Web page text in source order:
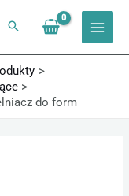
do form